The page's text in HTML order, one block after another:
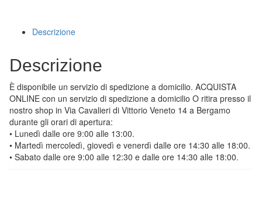
Descrizione
Descrizione
È disponibile un servizio di spedizione a domicilio. ACQUISTA
ONLINE con un servizio di spedizione a domicilio O ritira presso il
nostro shop in Via Cavalieri di Vittorio Veneto 14 a Bergamo
durante gli orari di apertura:
• Lunedì dalle ore 9:00 alle 13:00.
• Martedì mercoledì, giovedì e venerdì dalle ore 14:30 alle 18:00.
• Sabato dalle ore 9:00 alle 12:30 e dalle ore 14:30 alle 18:00.